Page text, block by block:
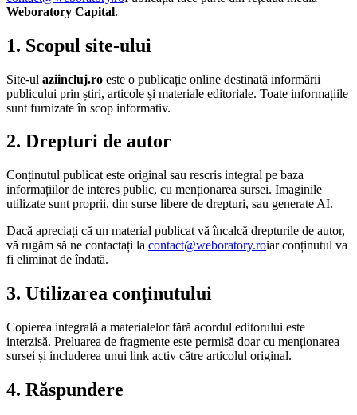
Weboratory Capital.
1. Scopul site-ului
Site-ul aziincluj.ro este o publicație online destinată informării
publicului prin știri, articole și materiale editoriale. Toate informațiile
sunt furnizate în scop informativ.
2. Drepturi de autor
Conținutul publicat este original sau rescris integral pe baza
informațiilor de interes public, cu menționarea sursei. Imaginile
utilizate sunt proprii, din surse libere de drepturi, sau generate AI.
Dacă apreciați că un material publicat vă încalcă drepturile de autor,
vă rugăm să ne contactați la contact@weboratory.roiar conținutul va
fi eliminat de îndată.
3. Utilizarea conținutului
Copierea integrală a materialelor fără acordul editorului este
interzisă. Preluarea de fragmente este permisă doar cu menționarea
sursei și includerea unui link activ către articolul original.
4. Răspundere